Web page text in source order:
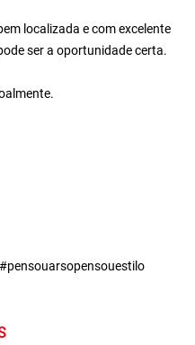
localizada e com excelente
ser a oportunidade certa.